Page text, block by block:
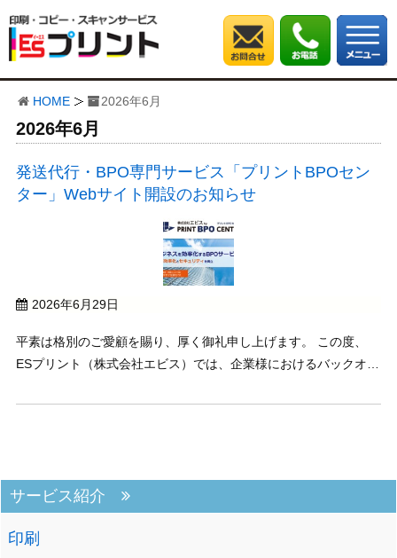
HOME 2026年6月
2026年6月
発送代行・BPO専門サービス「プリントBPOセン
ター」Webサイト開設のお知らせ
2026年6月29日
平素は格別のご愛顧を賜り、厚く御礼申し上げます。 この度、
ESプリント（株式会社エビス）では、企業様におけるバックオフ
するため、印刷・発送代行・ビジネスプロセスアウトソーシング
サービス紹介
印刷